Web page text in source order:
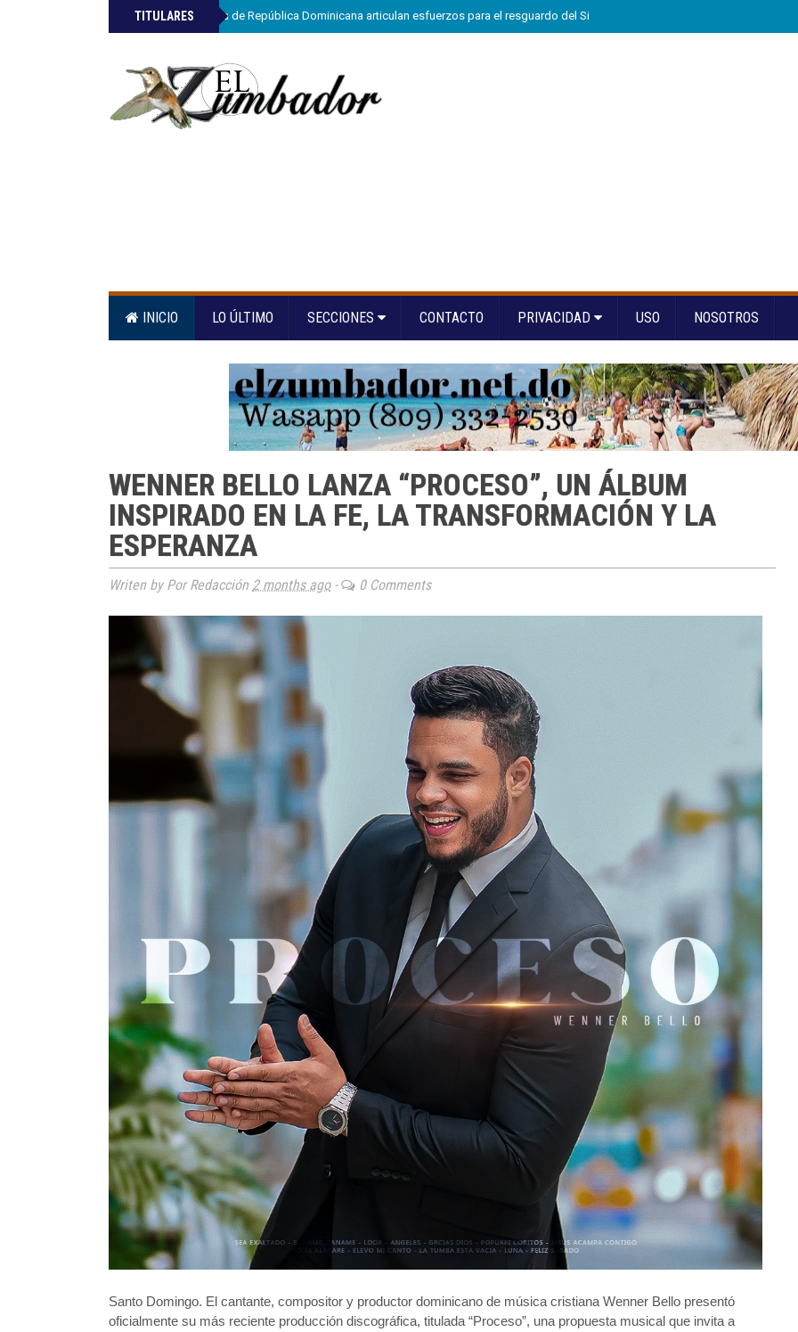
TITULARES
»ETED y la Armada de República Dominicana articulan esfuerzos para el resguardo del Sistema de Transmisión Eléctrica
INICIO LO ÚLTIMO SECCIONES CONTACTO PRIVACIDAD USO NOSOTROS
WENNER BELLO LANZA “PROCESO”, UN ÁLBUM
INSPIRADO EN LA FE, LA TRANSFORMACIÓN Y LA
ESPERANZA
Writen by Por Redacción 2 months ago- 0 Comments
Santo Domingo. El cantante, compositor y productor dominicano de música cristiana Wenner Bello presentó
oficialmente su más reciente producción discográfica, titulada “Proceso”, una propuesta musical que invita a